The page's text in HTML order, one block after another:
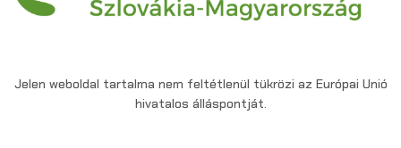
Jelen weboldal tartalma nem feltétlenül tükrözi az Európai Unió
hivatalos álláspontját.